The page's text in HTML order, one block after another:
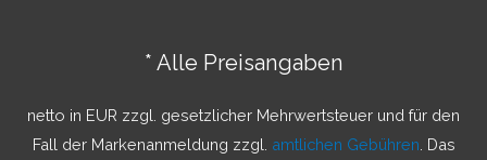
* Alle Preisangaben
netto in EUR zzgl. gesetzlicher Mehrwertsteuer und für den
Fall der Markenanmeldung zzgl. amtlichen Gebühren . Das